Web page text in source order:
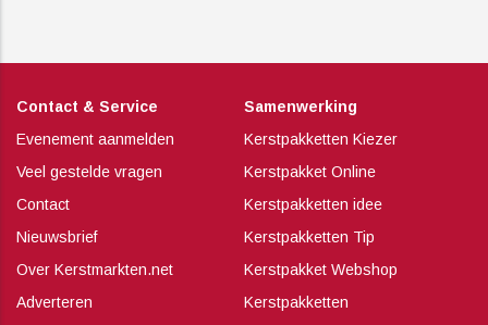
Contact & Service
Evenement aanmelden
Veel gestelde vragen
Contact
Nieuwsbrief
Over Kerstmarkten.net
Adverteren
Samenwerking
Kerstpakketten Kiezer
Kerstpakket Online
Kerstpakketten idee
Kerstpakketten Tip
Kerstpakket Webshop
Kerstpakketten